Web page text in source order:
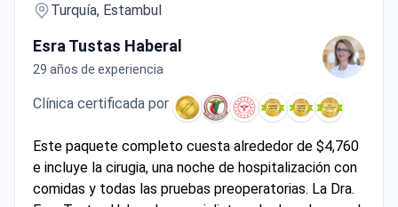
Turquía, Estambul
Esra Tustas Haberal
29 años de experiencia
Clínica certificada por
Este paquete completo cuesta alrededor de $4,760
e incluye la cirugia, una noche de hospitalización con
comidas y todas las pruebas preoperatorias. La Dra.